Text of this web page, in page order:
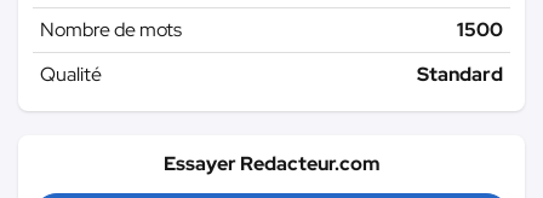
Nombre de mots
1500
Qualité
Standard
Essayer Redacteur.com